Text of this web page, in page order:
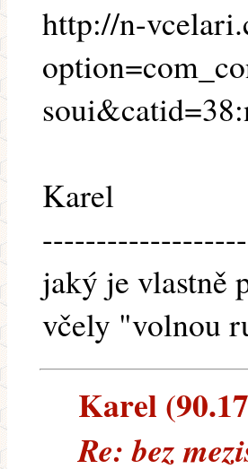
http://n-
Karel
jaký je vlastně
včely "volnou
Karel
Re: bez